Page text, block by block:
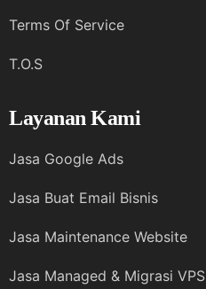
Terms Of Service
T.O.S
Layanan Kami
Jasa Google Ads
Jasa Buat Email Bisnis
Jasa Maintenance Website
Jasa Managed & Migrasi VPS